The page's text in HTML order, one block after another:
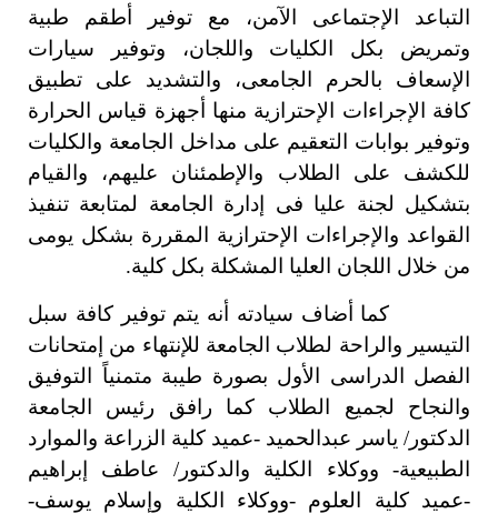
التباعد الإجتماعى الآمن، مع توفير أطقم طبية
وتمريض بكل الكليات واللجان، وتوفير سيارات
الإسعاف بالحرم الجامعى، والتشديد على تطبيق
كافة الإجراءات الإحترازية منها أجهزة قياس الحرارة
وتوفير بوابات التعقيم على مداخل الجامعة والكليات
للكشف على الطلاب والإطمئنان عليهم، والقيام
بتشكيل لجنة عليا فى إدارة الجامعة لمتابعة تنفيذ
القواعد والإجراءات الإحترازية المقررة بشكل يومى
من خلال اللجان العليا المشكلة بكل كلية.
كما أضاف سيادته أنه يتم توفير كافة سبل
التيسير والراحة لطلاب الجامعة للإنتهاء من إمتحانات
الفصل الدراسى الأول بصورة طيبة متمنياً التوفيق
والنجاح لجميع الطلاب كما رافق رئيس الجامعة
الدكتور/ ياسر عبدالحميد -عميد كلية الزراعة والموارد
الطبيعية- ووكلاء الكلية والدكتور/ عاطف إبراهيم
-عميد كلية العلوم -ووكلاء الكلية وإسلام يوسف-